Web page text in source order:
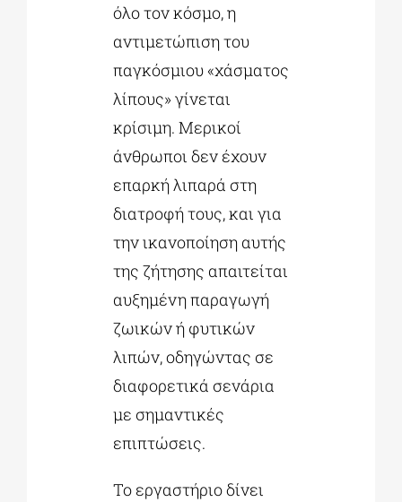
όλο τον κόσμο, η
αντιμετώπιση του
παγκόσμιου «χάσματος
λίπους» γίνεται
κρίσιμη. Μερικοί
άνθρωποι δεν έχουν
επαρκή λιπαρά στη
διατροφή τους, και για
την ικανοποίηση αυτής
της ζήτησης απαιτείται
αυξημένη παραγωγή
ζωικών ή φυτικών
λιπών, οδηγώντας σε
διαφορετικά σενάρια
με σημαντικές
επιπτώσεις.
Το εργαστήριο δίνει